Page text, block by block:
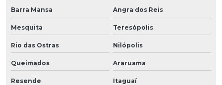
Barra Mansa Angra dos Reis
Mesquita Teresópolis
Rio das Ostras Nilópolis
Queimados Araruama
Resende Itaguaí